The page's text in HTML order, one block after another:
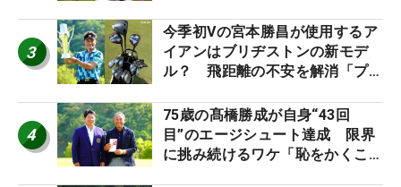
3
今季初Vの宮本勝昌が使用するア
イアンはブリヂストンの新モデ
ル？ 飛距離の不安を解消「プラ
4
75歳の髙橋勝成が自身“43回
目”のエージシュート達成 限界
に挑み続けるワケ「恥をかくこと